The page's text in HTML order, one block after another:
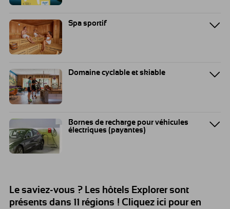
Spa sportif
Domaine cyclable et skiable
Bornes de recharge pour véhicules
électriques (payantes)
Le saviez-vous ? Les hôtels Explorer sont
présents dans 11 régions ! Cliquez ici pour en